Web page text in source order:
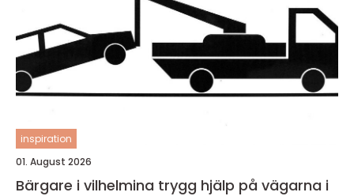
inspiration
01. August 2026
Bärgare i vilhelmina trygg hjälp på vägarna i